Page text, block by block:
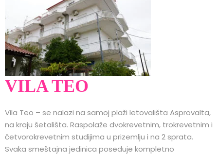
VILA TEO
Vila Teo – se nalazi na samoj plaži letovališta Asprovalta,
na kraju šetališta. Raspolaže dvokrevetnim, trokrevetnim i
četvorokrevetnim studijima u prizemlju i na 2 sprata.
Svaka smeštajna jedinica poseduje kompletno